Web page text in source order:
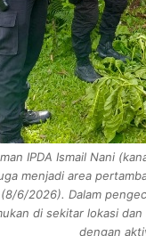
IPDA Ismail Nani
menjadi area
6/2026). Dalam
di sekitar lokasi
dengan